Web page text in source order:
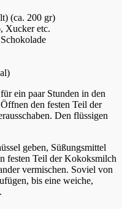
(ca. 200 gr)
Xucker etc.
ein paar Stunden in den
den festen Teil der
Den flüssigen
geben, Süßungsmittel
festen Teil der Kokoksmilch
vermischen. Soviel von
bis eine weiche,